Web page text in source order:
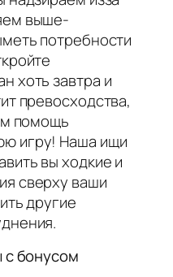
выше-
потребности
хоть завтра и
превосходства,
помощь
игру! Наша ищи
вы ходкие и
сверху ваши
другие
с бонусом